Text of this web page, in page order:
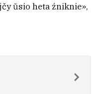
ŭsio heta źniknie»,
adkryć
u